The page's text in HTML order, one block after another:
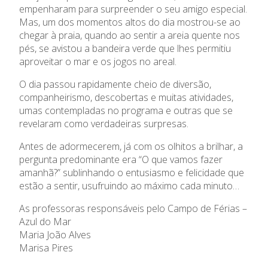
Notícias
empenharam para surpreender o seu amigo especial.
Mas, um dos momentos altos do dia mostrou-se ao
chegar à praia, quando ao sentir a areia quente nos
pés, se avistou a bandeira verde que lhes permitiu
aproveitar o mar e os jogos no areal.
O dia passou rapidamente cheio de diversão,
companheirismo, descobertas e muitas atividades,
umas contempladas no programa e outras que se
revelaram como verdadeiras surpresas.
Antes de adormecerem, já com os olhitos a brilhar, a
pergunta predominante era “O que vamos fazer
amanhã?” sublinhando o entusiasmo e felicidade que
estão a sentir, usufruindo ao máximo cada minuto…
As professoras responsáveis pelo Campo de Férias –
Azul do Mar
Maria João Alves
Marisa Pires